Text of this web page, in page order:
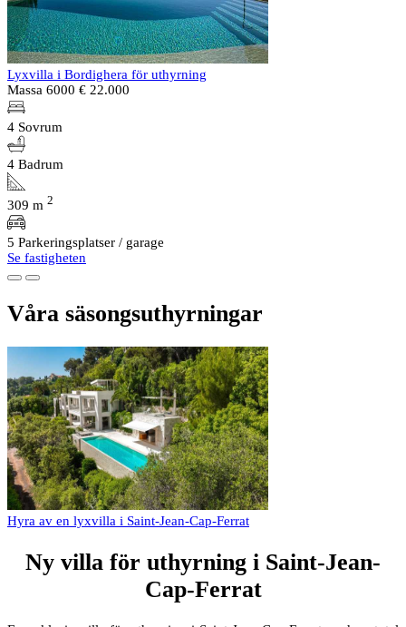
Lyxvilla i Bordighera för uthyrning
Massa 6000 € 22.000
4 Sovrum
4 Badrum
309 m 2
5 Parkeringsplatser / garage
Se fastigheten
Våra säsongsuthyrningar
Hyra av en lyxvilla i Saint-Jean-Cap-Ferrat
Ny villa för uthyrning i Saint-Jean-
Cap-Ferrat